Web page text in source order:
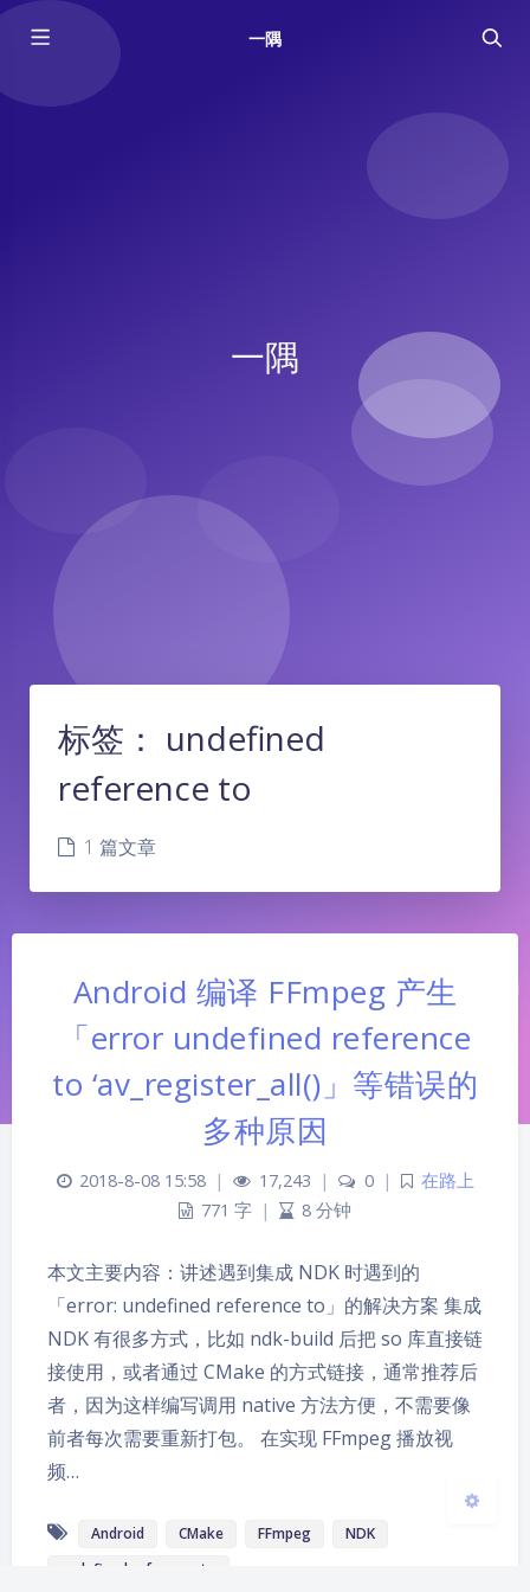
一隅
一隅
Sans Serif
浅阴影 深阴影
关闭 日落 暗化 灰度
标签： undefined
reference to
1 篇文章
Android 编译 FFmpeg 产生
「error undefined reference
to ‘av_register_all()」等错误的
多种原因
2018-8-08 15:58 | 17,243 | 0 |
在路上
771 字 | 8 分钟
本文主要内容：讲述遇到集成 NDK 时遇到的
「error: undefined reference to」的解决方案 集成
NDK 有很多方式，比如 ndk-build 后把 so 库直接链
接使用，或者通过 CMake 的方式链接，通常推荐后
者，因为这样编写调用 native 方法方便，不需要像
前者每次需要重新打包。 在实现 FFmpeg 播放视
频…
Android CMake FFmpeg
NDK
undefined reference to